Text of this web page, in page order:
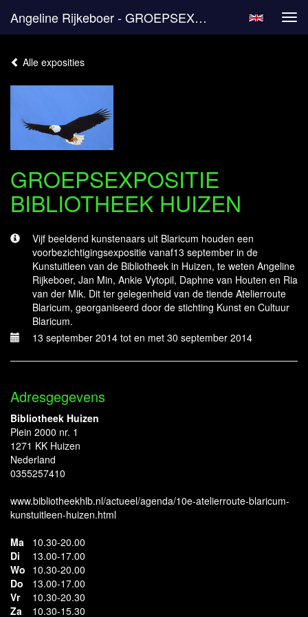
Angeline Rijkeboer - GROEPSEXPOSITIE BIBLIOTHEEK HUIZEN
Alle exposities
GROEPSEXPOSITIE
BIBLIOTHEEK HUIZEN
Vijf beeldend kunstenaars uit Blaricum houden een
voorbezichtigingsexpositie vanaf13 september in de
Kunstuitleen van de Bibliotheek in Huizen, te weten Angeline
Rijkeboer, Jan Min, Ankie Vytopil, Daphne van Houten en Ria
van der Mik. Dit ter gelegenheid van de tiende Atelierroute
Blaricum, georganiseerd door de stichting Kunst en Cultuur
Blaricum.
13 september 2014 tot en met 30 september 2014
Adresgegevens
Bibliotheek Huizen
Plein 2000 nr. 1
1271 KK Huizen
Nederland
0355257410
www.bibliotheekhlb.nl/actueel/agenda/10e-atelierroute-blaricum-
kunstuitleen-huizen.html
Ma
10.30-20.00
Di
13.00-17.00
Wo 10.30-20.00
Do
13.00-17.00
Vr
10.30-20.30
Za
10.30-15.30